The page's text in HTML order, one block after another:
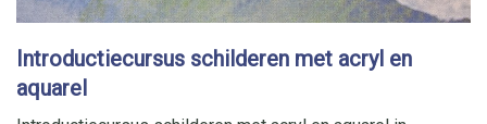
Introductiecursus schilderen met acryl en
aquarel